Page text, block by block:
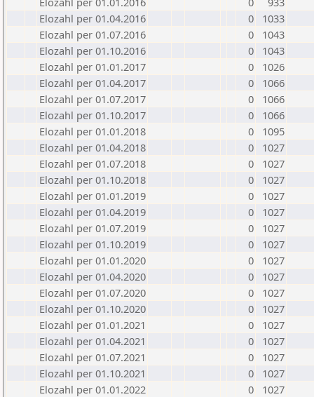
Elozahl per 01.04.2016
0
1033
Elozahl per 01.07.2016
0
1043
Elozahl per 01.10.2016
0
1043
Elozahl per 01.01.2017
0
1026
Elozahl per 01.04.2017
0
1066
Elozahl per 01.07.2017
0
1066
Elozahl per 01.10.2017
0
1066
Elozahl per 01.01.2018
0
1095
Elozahl per 01.04.2018
0
1027
Elozahl per 01.07.2018
0
1027
Elozahl per 01.10.2018
0
1027
Elozahl per 01.01.2019
0
1027
Elozahl per 01.04.2019
0
1027
Elozahl per 01.07.2019
0
1027
Elozahl per 01.10.2019
0
1027
Elozahl per 01.01.2020
0
1027
Elozahl per 01.04.2020
0
1027
Elozahl per 01.07.2020
0
1027
Elozahl per 01.10.2020
0
1027
Elozahl per 01.01.2021
0
1027
Elozahl per 01.04.2021
0
1027
Elozahl per 01.07.2021
0
1027
Elozahl per 01.10.2021
0
1027
Elozahl per 01.01.2022
0
1027